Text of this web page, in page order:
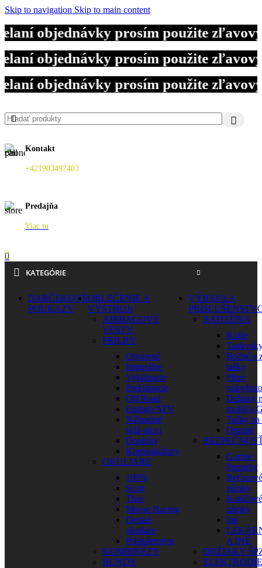
Skip to navigation Skip to main content
objednávky prosím použite
objednávky prosím použite
objednávky prosím použite
Kontakt
+421903497403
Predajňa
Viac tu
0
KATEGÓRIE
DARČEKOVÉ
POUKAZY
OBLEČENIE A
VÝSTROJ
AIRBAGOVÉ
VESTY
PRILBY
Otvorené
Integrálne
Vyklápacie
Preklápacie
Off Road
Enduro/ATV
Náhradné
sklá-plexi
Doplnky
Komunikátory
OKULIARE
100%
Scott
Thor
Moose Racing
Detské
okuliare
Príslušenstvo
KOMBINÉZY
BUNDY
VÝBAVA A
BATOŽINA
Kufre
Bočné a
tašky
Pitné
vaky/
Držiaky
mobil a
Tašky na
Ostatné
Gurtne /
Popruhy
Reťazové
zámky
Kotúčové
zámky
Iné
A INÉ
DRŽIAKY